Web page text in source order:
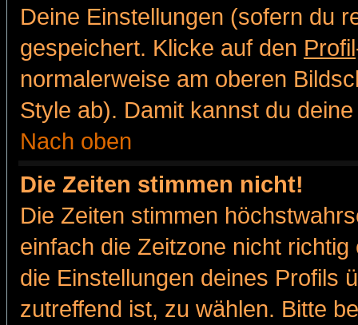
Deine Einstellungen (sofern du
gespeichert. Klicke auf den Profil
normalerweise am oberen
Style ab). Damit kannst du
Nach oben
Die Zeiten stimmen nicht!
Die Zeiten stimmen
einfach die Zeitzone nicht
die Einstellungen deines Profils
zutreffend ist, zu wählen. Bitte